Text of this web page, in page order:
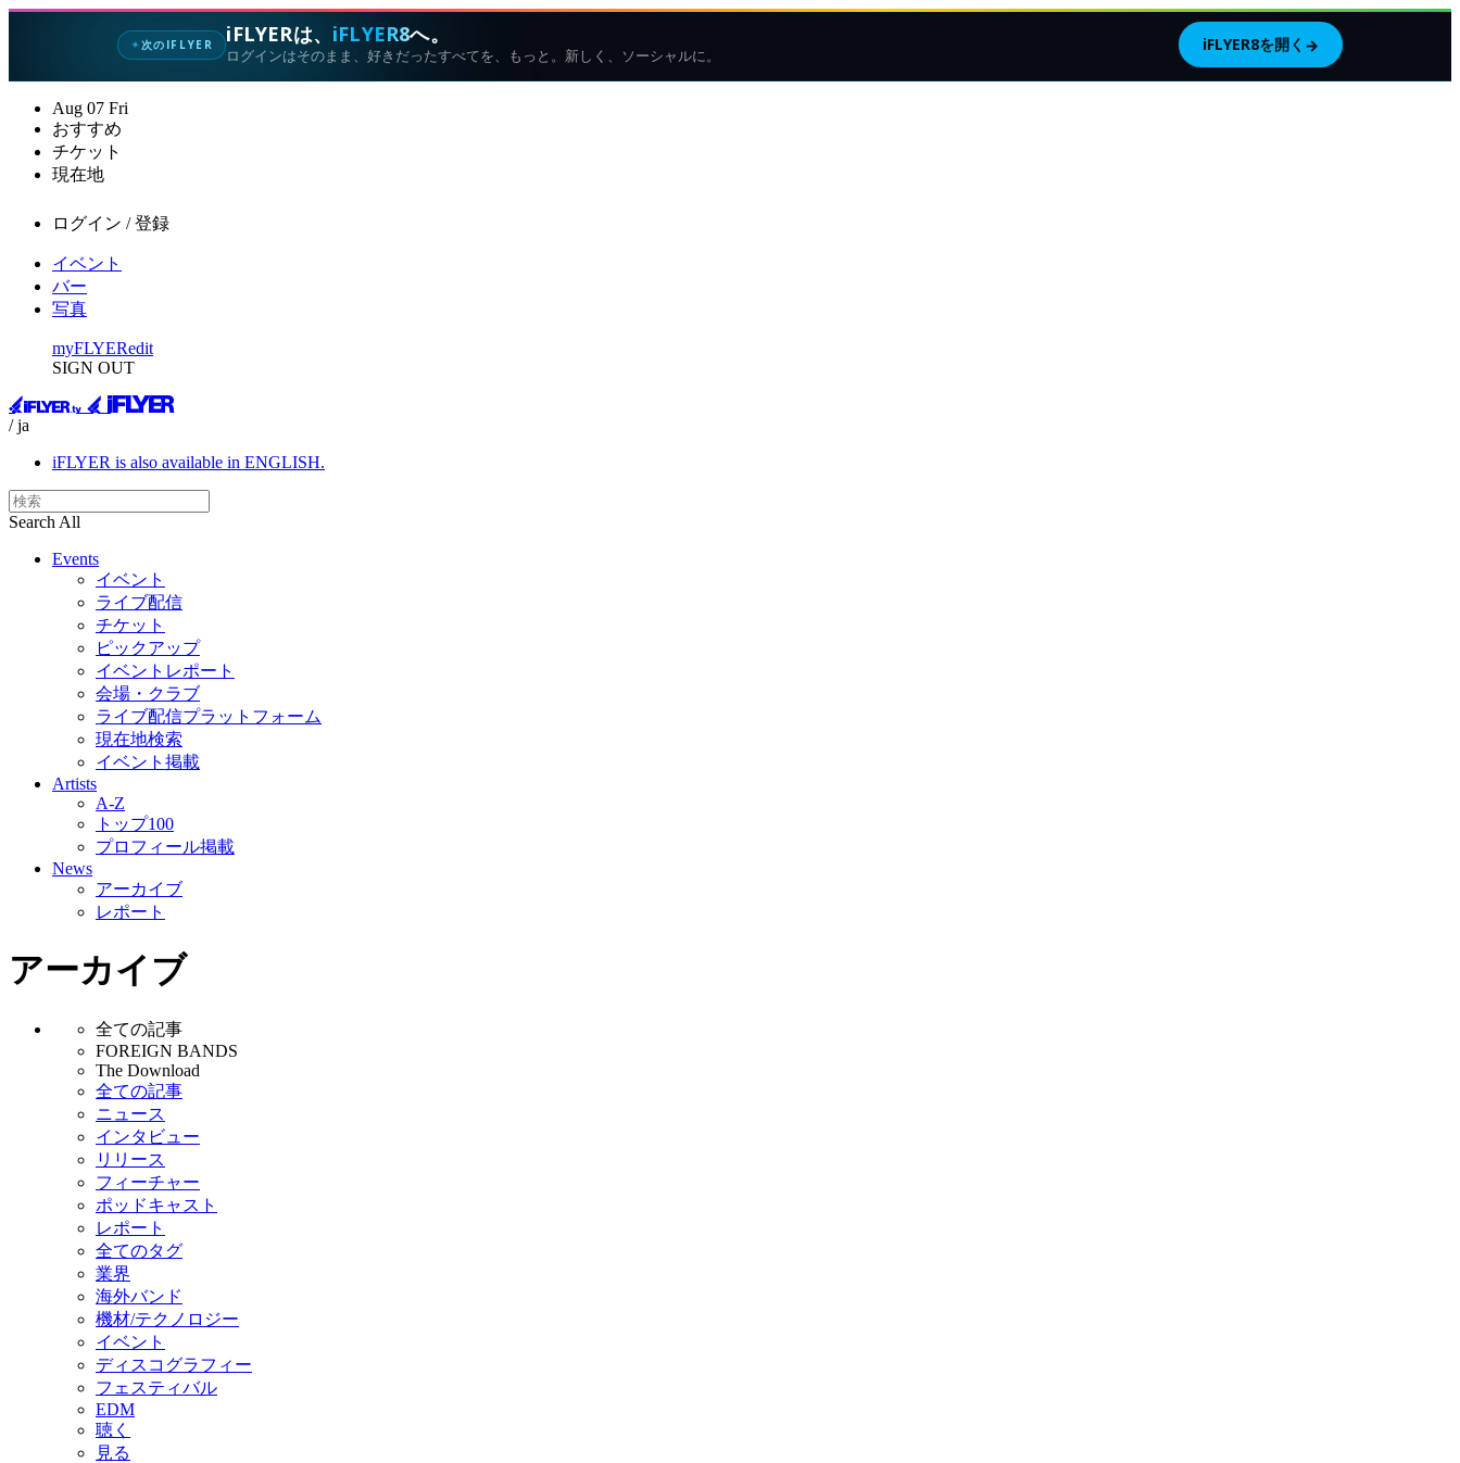
✦次のIFLYER iFLYERは、 iFLYER8へ。
ログインはそのまま、好きだったすべてを、もっと。新しく、ソーシャルに。
iFLYER8を開く →
Aug 07 Fri
おすすめ
チケット
現在地
ログイン / 登録
イベント
バー
写真
myFLYERedit
SIGN OUT
/ ja
iFLYER is also available in ENGLISH.
Search All
Events
イベント
ライブ配信
チケット
ピックアップ
イベントレポート
会場・クラブ
ライブ配信プラットフォーム
現在地検索
イベント掲載
Artists
A-Z
トップ100
プロフィール掲載
News
アーカイブ
レポート
アーカイブ
全ての記事
FOREIGN BANDS
The Download
全ての記事
ニュース
インタビュー
リリース
フィーチャー
ポッドキャスト
レポート
全てのタグ
業界
海外バンド
機材/テクノロジー
イベント
ディスコグラフィー
フェスティバル
EDM
聴く
見る